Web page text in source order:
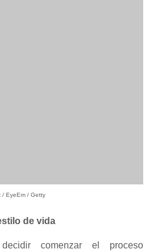
/ EyeEm / Getty
de vida
comenzar el proceso